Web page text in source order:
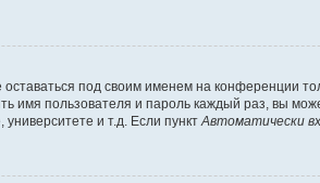
оставаться под своим именем на конференции
имя пользователя и пароль каждый раз, вы
и т.д. Если пункт Автоматически